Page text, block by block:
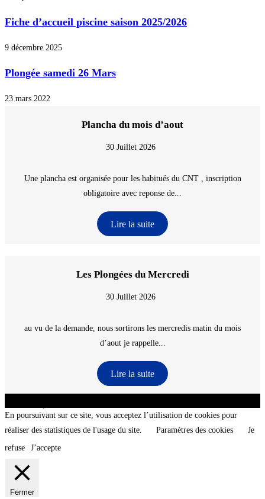
Fiche d’accueil piscine saison 2025/2026
9 décembre 2025
Plongée samedi 26 Mars
23 mars 2022
Plancha du mois d’aout
30 Juillet 2026
Une plancha est organisée pour les habitués du CNT , inscription
obligatoire avec reponse de...
Lire la suite
Les Plongées du Mercredi
30 Juillet 2026
au vu de la demande, nous sortirons les mercredis matin du mois
d’aout je rappelle...
Lire la suite
En poursuivant sur ce site, vous acceptez l’utilisation de cookies pour
réaliser des statistiques de l'usage du site.
Paramètres des cookies
Je
refuse
J’accepte
Fermer